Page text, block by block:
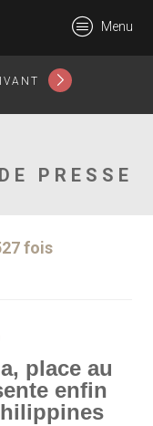
Menu
PRESSE
fois
place au
enfin